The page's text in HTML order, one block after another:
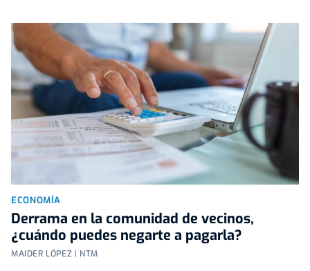
ECONOMÍA
Derrama en la comunidad de vecinos,
¿cuándo puedes negarte a pagarla?
MAIDER LÓPEZ | NTM